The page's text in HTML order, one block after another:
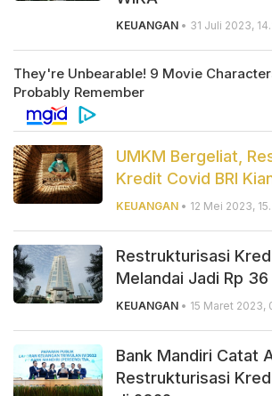
KEUANGAN • 31 Juli 2023,
UMKM Bergeliat,
Kredit Covid BRI
KEUANGAN • 12 Mei 2023,
Restrukturisasi
Melandai Jadi Rp 36
KEUANGAN • 15 Maret 2023,
Bank Mandiri Catat
Restrukturisasi